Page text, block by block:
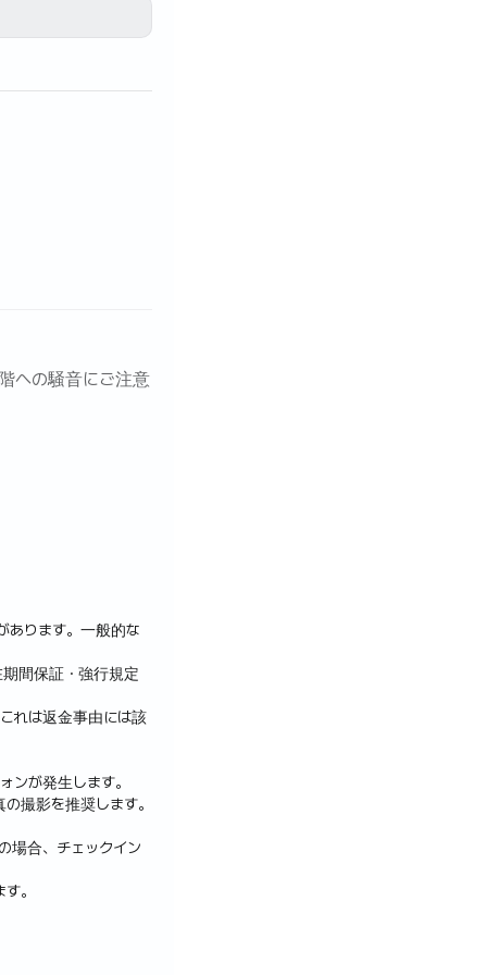
への騒音にご注意
あります。一般的な
間保証・強行規定
れは返金事由には該
ンが発生します。
撮影を推奨します。
場合、チェックイン
。